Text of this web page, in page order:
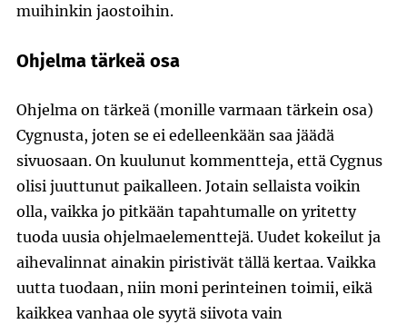
muihinkin jaostoihin.
Ohjelma tärkeä osa
Ohjelma on tärkeä (monille varmaan tärkein osa)
Cygnusta, joten se ei edelleenkään saa jäädä
sivuosaan. On kuulunut kommentteja, että Cygnus
olisi juuttunut paikalleen. Jotain sellaista voikin
olla, vaikka jo pitkään tapahtumalle on yritetty
tuoda uusia ohjelmaelementtejä. Uudet kokeilut ja
aihevalinnat ainakin piristivät tällä kertaa. Vaikka
uutta tuodaan, niin moni perinteinen toimii, eikä
kaikkea vanhaa ole syytä siivota vain